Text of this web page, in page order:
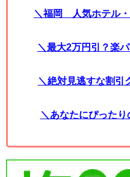
＼福岡 人気ホテル
＼最大2万円引？楽
＼絶対見逃すな割
＼あなたにぴった